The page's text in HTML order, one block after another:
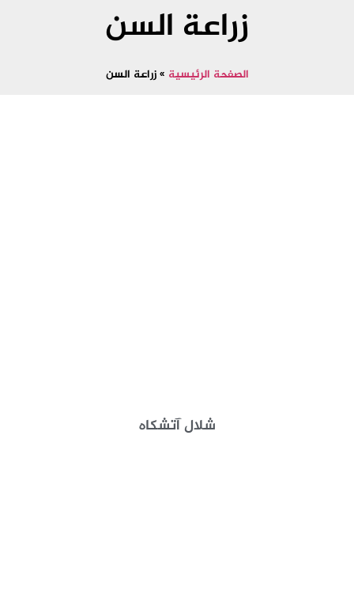
زراعة السن
الصفحة الرئيسية »زراعة السن
شلال آتشكاه